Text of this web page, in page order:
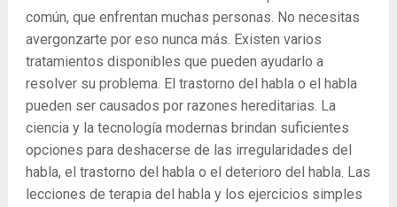
común, que enfrentan muchas personas. No necesitas
avergonzarte por eso nunca más. Existen varios
tratamientos disponibles que pueden ayudarlo a
resolver su problema. El trastorno del habla o el habla
pueden ser causados ​​por razones hereditarias. La
ciencia y la tecnología modernas brindan suficientes
opciones para deshacerse de las irregularidades del
habla, el trastorno del habla o el deterioro del habla. Las
lecciones de terapia del habla y los ejercicios simples